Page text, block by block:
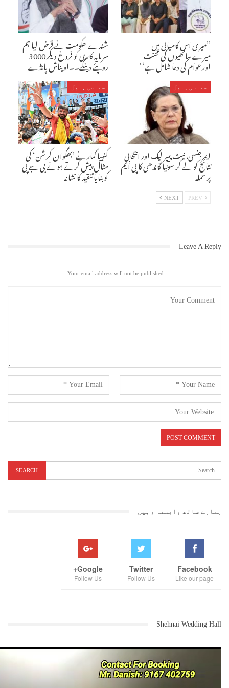
’’میری اس کامیابی میں
میرےساتھیوں کی محنت
اورعوام کی دعا شامل ہے‘‘
شندے حکومت نے قرض لیا ہم
سرمایہ کاری کو فروغ دیکر 3000
روپئے دینگے۔۔اویناش پانڈے
سیاسی ہلچل
ایمرجنسی، نیٹ پیپر لیک اور انتخابی
نتائج کو لے کر سونیا گاندھی کا پی ایم
پر حملہ
سیاسی ہلچل
کنہیا کمار نے ’بھگوان کرشن‘ کی
مثال پیش کرتے ہوئے بی جے پی
کو بنایا تنقید کا نشانہ
NEXT
Leave A Reply
Your email address will not be published.
ہمارے ساتھ وابستہ رہیں
Facebook
Like our page
Twitter
Follow Us
Google+
Follow Us
Shehnai Wedding Hall